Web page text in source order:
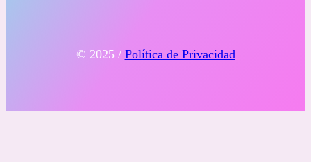
© 2025 / Política de Privacidad